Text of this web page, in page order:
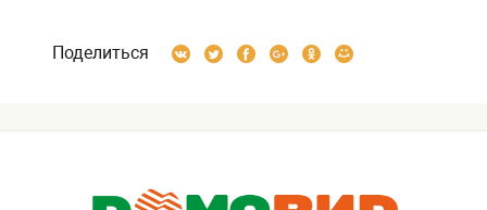
Поделиться